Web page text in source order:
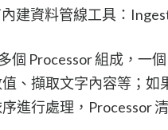
建資料管線工具：
個 Processor 組成，一
、擷取文字內容等；如
進行處理，Processor